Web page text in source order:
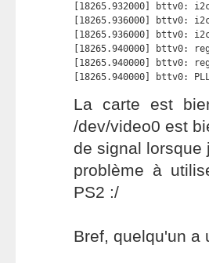
[18265.932000] bttv0:
[18265.936000] bttv0:
[18265.936000] bttv0:
[18265.940000] bttv0:
[18265.940000] bttv0:
[18265.940000] bttv0:
La carte est
/dev/video0 est
de signal lorsque
problème à
PS2 :/
Bref, quelqu'un a